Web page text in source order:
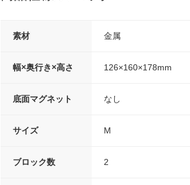
素材 金属
幅×奥行き×高さ 126×160×178mm
底面マグネット なし
サイズ M
ブロック数 2